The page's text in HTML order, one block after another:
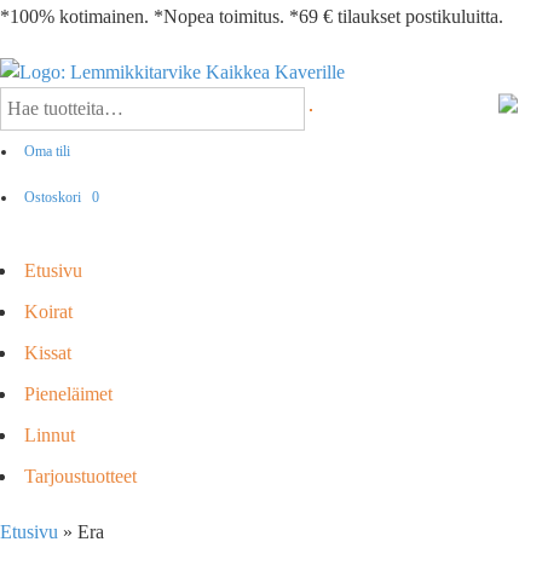
*100% kotimainen. *Nopea toimitus. *69 € tilaukset postikuluitta.
Oma tili
Ostoskori 0
Etusivu
Koirat
Kissat
Pieneläimet
Linnut
Tarjoustuotteet
Etusivu » Era